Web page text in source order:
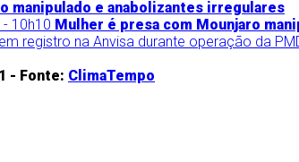
10h10 Mulher é presa com Mounjaro
registro na Anvisa durante operação da
- Fonte: ClimaTempo